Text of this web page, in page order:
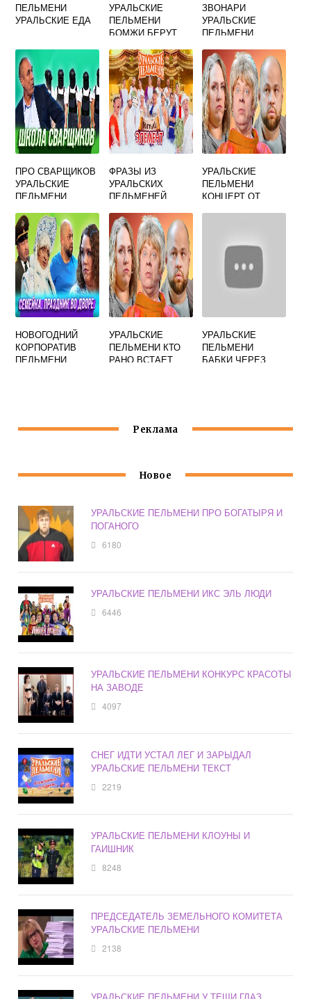
ПЕЛЬМЕНИ
УРАЛЬСКИЕ ЕДА
УРАЛЬСКИЕ
ПЕЛЬМЕНИ
БОМЖИ БЕРУТ
ЗВОНАРИ
УРАЛЬСКИЕ
ПЕЛЬМЕНИ
ПРО СВАРЩИКОВ
УРАЛЬСКИЕ
ПЕЛЬМЕНИ
ФРАЗЫ ИЗ
УРАЛЬСКИХ
ПЕЛЬМЕНЕЙ
УРАЛЬСКИЕ
ПЕЛЬМЕНИ
КОНЦЕРТ ОТ
НОВОГОДНИЙ
КОРПОРАТИВ
ПЕЛЬМЕНИ
УРАЛЬСКИЕ
ПЕЛЬМЕНИ КТО
РАНО ВСТАЕТ
УРАЛЬСКИЕ
ПЕЛЬМЕНИ
БАБКИ ЧЕРЕЗ
Реклама
Новое
УРАЛЬСКИЕ ПЕЛЬМЕНИ ПРО БОГАТЫРЯ И
ПОГАНОГО
6180
УРАЛЬСКИЕ ПЕЛЬМЕНИ ИКС ЭЛЬ ЛЮДИ
6446
УРАЛЬСКИЕ ПЕЛЬМЕНИ КОНКУРС КРАСОТЫ
НА ЗАВОДЕ
4097
СНЕГ ИДТИ УСТАЛ ЛЕГ И ЗАРЫДАЛ
УРАЛЬСКИЕ ПЕЛЬМЕНИ ТЕКСТ
2219
УРАЛЬСКИЕ ПЕЛЬМЕНИ КЛОУНЫ И
ГАИШНИК
8248
ПРЕДСЕДАТЕЛЬ ЗЕМЕЛЬНОГО КОМИТЕТА
УРАЛЬСКИЕ ПЕЛЬМЕНИ
2138